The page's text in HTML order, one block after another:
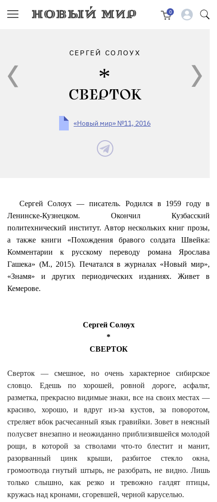
0
СЕРГЕЙ СОЛОУХ
СВЕРТОК
«Новый мир» №11, 2016
Сергей Солоух — писатель. Родился в 1959 году в
Ленинске-Кузнецком. Окончил Кузбасский
политехнический институт. Автор нескольких книг прозы,
а также книги «Похождения бравого солдата Швейка:
Комментарии к русскому переводу романа Ярослава
Гашека» (М., 2015). Печатался в журналах «Новый мир»,
«Знамя» и других периодических изданиях. Живет в
Кемерове.
Сергей Солоух
*
СВЕРТОК
Сверток — смешное, но очень характерное сибирское
словцо. Едешь по хорошей, ровной дороге, асфальт,
разметка, прекрасно видимые знаки, все на своих местах —
красиво, хорошо, и вдруг из-за кустов, за поворотом,
стреляет вбок расчесанный язык гравийки. Зовет в неясный
полусвет внезапно и неожиданно приблизившейся молодой
рощи, в которой за стволами что-то блестит и манит,
разорванный цинк крыши, разбитое стекло окна,
громоотвода гнутый штырь, не разобрать, не видно. Лишь
только слышно, как резко и тревожно галдят птицы,
кружась над кронами, сгоревшей, черной каруселью.